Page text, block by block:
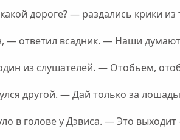
дороге? — раздались крики
— ответил всадник. — Наши
из слушателей. — Отобьем,
другой. — Дай только за
в голове у Дэвиса. — Это